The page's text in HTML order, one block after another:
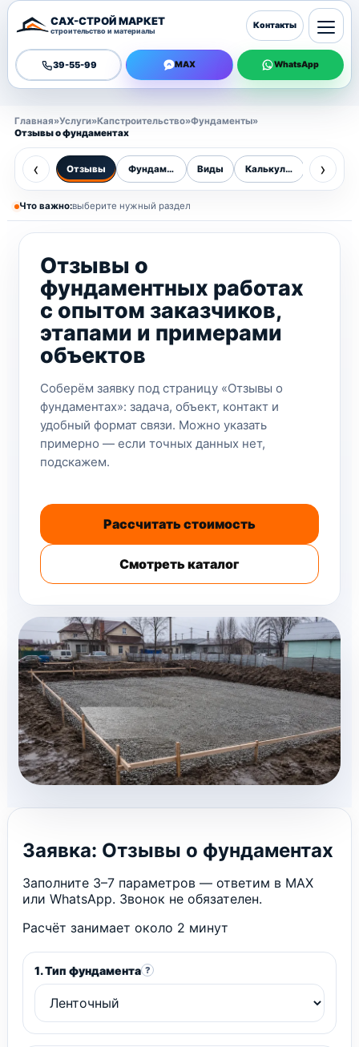
САХ-СТРОЙ МАРКЕТ
строительство и материалы
39-55-99 MAX WhatsApp
Контакты
Главная»Услуги»Капстроительство»Фундаменты»
Отзывы о фундаментах
‹ Отзывы Фундаменты Виды Калькулятор Цены
›
Что важно:выберите нужный раздел
Отзывы о
фундаментных работах
с опытом заказчиков,
этапами и примерами
объектов
Соберём заявку под страницу «Отзывы о
фундаментах»: задача, объект, контакт и
удобный формат связи. Можно указать
примерно — если точных данных нет,
подскажем.
Рассчитать стоимость
Смотреть каталог
Заявка: Отзывы о фундаментах
Заполните 3–7 параметров — ответим в MAX
или WhatsApp. Звонок не обязателен.
Расчёт занимает около 2 минут
1. Тип фундамента ?